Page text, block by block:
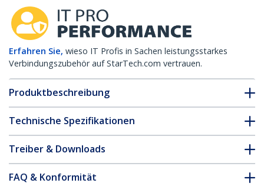
Erfahren Sie, wieso IT Profis in Sachen leistungsstarkes
Verbindungszubehör auf StarTech.com vertrauen.
Produktbeschreibung
Technische Spezifikationen
Treiber & Downloads
FAQ & Konformität